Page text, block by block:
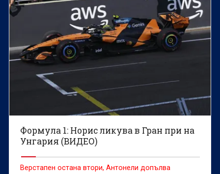
Формула 1: Норис ликува в Гран при на
Унгария (ВИДЕО)
Верстапен остана втори, Антонели допълва